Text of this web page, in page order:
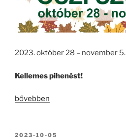
2023. október 28 – november 5.
Kellemes pihenést!
„ŐSZI
2023”
bővebben
BEKÜLDVE:
2023-10-05